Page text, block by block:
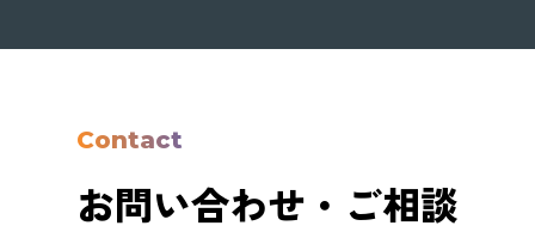
Contact
お問い合わせ・ご相談